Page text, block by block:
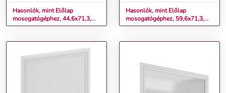
Hasonlók, mint Előlap
mosogatógéphez, 44,6x71,3,
sosna Andersen, SICILIA
Hasonlók, mint Előlap
mosogatógéphez, 59,6x71,3,
sosna Andersen, SICILIA